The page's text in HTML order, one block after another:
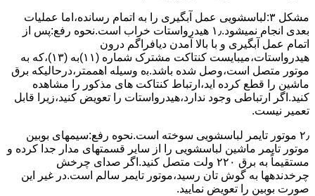
مشکل ۳:لباسشویی ﻋﻤﻞ آﺑﮕﯿﺮی را ﺑﻪ اﺗﻤﺎم رﺳﺎﻧﺪه،اﻣﺎ ﻋﻤﻠﯿﺎت
ﺑﻌﺪی اﻧﺠﺎم نمیشود.۱٫ ﻫﯿﺪرواﺳﺘﺎت ﺧﺮاب اﺳﺖ.نحوه رﻓﻊ:ﭘﺲ از
اﺗﻤﺎم عمل آﺑﮕﯿﺮی و ﺑﺎ ﺑﺎﻻ آﻣﺪن دﯾﺎﻓﺮاﮔﻢ درون
ﻫﯿﺪرواﺳﺘﺎت،میبایست ﮐﻨﺘﺎﮐﺖ ﻣﺸﺘﺮک شماره (۱۱)به (۱۳)،ﮐﻪ ﺑﻪ
ﻣﻮﺗﻮر ﻣﺘﺼﻞ اﺳﺖ،وﺻﻞ ﺷﺪه ﺑﺎﺷﺪ.ﺑه وسیله اهممتر،درحالیکه ﺑﺮق
ﻣﺎﺷﯿﻦ را ﻗﻄﻊ کرده اید،ارﺗﺒﺎط ﮐﻨﺘﺎﮐﺖ ﻫﺎی ﻣﺬﮐﻮر را ﻣﺸﺎﻫﺪه
کنید.اﮔﺮ ارﺗﺒﺎطی وجود ندارد،ﻫﯿﺪرواﺳﺘﺎت را ﺗﻌﻮﯾﺾ ﮐﻨﯿﺪ،زﯾﺮا قابل
ﺗﻌﻤﯿﺮ نیست.
۲٫ ﻣﻮﺗﻮر ﺗﺎﯾﻤﺮ لباسشویی ﺳﻮﺧﺘﻪ اﺳﺖ.نحوه رﻓﻊ:سیمهای ﺑﻮﺑﯿﻦ
ﻣﻮﺗﻮر ﺗﺎﯾﻤﺮ ماشین لباسشویی را از ﺳﺎﯾﺮ قسمتهای ﻣﺪار ﺟﺪا کرده و
مستقیماً ﺑﻪ برق ۲۲۰ وﻟﺖ ﻣﺘﺼﻞ کنید.اﮔﺮ ﺻﺪای ﭼﺮﺧﺶ
چرخدندهها به گوش تان رﺳﯿﺪ،ﻣﻮﺗﻮر ﺗﺎﯾﻤﺮ ﺳﺎﻟﻢ اﺳﺖ.در ﻏﯿﺮ اﯾﻦ
ﺻﻮرت ﺑﻮﺑﯿﻦ را ﺗﻌﻮﯾﺾ ﻧﻤﺎﯾﯿﺪ.